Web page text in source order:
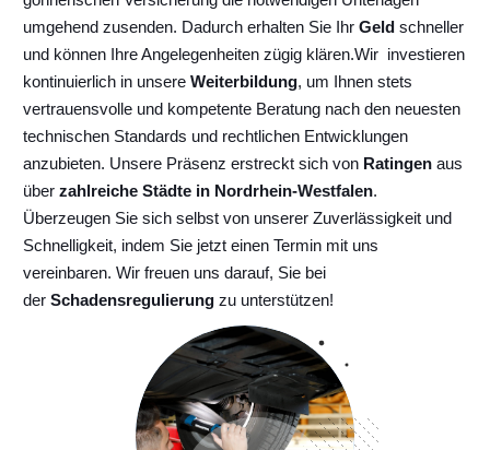
umgehend zusenden. Dadurch erhalten Sie Ihr Geld schneller
und können Ihre Angelegenheiten zügig klären.Wir investieren
kontinuierlich in unsere Weiterbildung, um Ihnen stets
vertrauensvolle und kompetente Beratung nach den neuesten
technischen Standards und rechtlichen Entwicklungen
anzubieten. Unsere Präsenz erstreckt sich von Ratingen aus
über zahlreiche Städte in Nordrhein-Westfalen.
Überzeugen Sie sich selbst von unserer Zuverlässigkeit und
Schnelligkeit, indem Sie jetzt einen Termin mit uns
vereinbaren. Wir freuen uns darauf, Sie bei
der Schadensregulierung zu unterstützen!